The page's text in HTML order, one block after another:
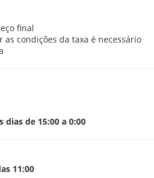
final
as condições da taxa é necessário
dias de 15:00 a 0:00
11:00